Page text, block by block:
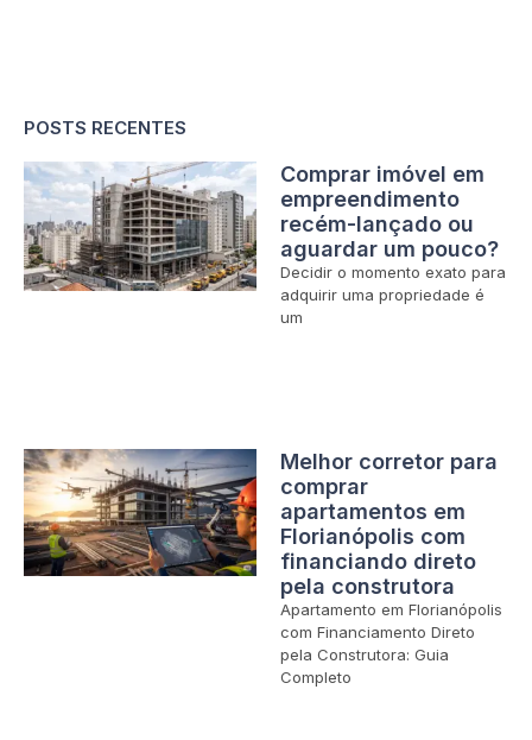
POSTS RECENTES
Comprar imóvel em
empreendimento
recém-lançado ou
aguardar um pouco?
Decidir o momento exato para
adquirir uma propriedade é
um
Melhor corretor para
comprar
apartamentos em
Florianópolis com
financiando direto
pela construtora
Apartamento em Florianópolis
com Financiamento Direto
pela Construtora: Guia
Completo